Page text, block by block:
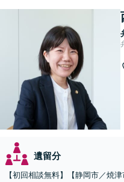
遺留分
【初回相談無料】【静岡市／焼